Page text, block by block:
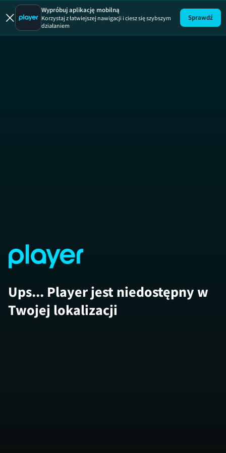
Wypróbuj aplikację mobilną
Korzystaj z łatwiejszej nawigacji i ciesz się szybszym
działaniem
Sprawdź
Ups... Player jest niedostępny w
Twojej lokalizacji